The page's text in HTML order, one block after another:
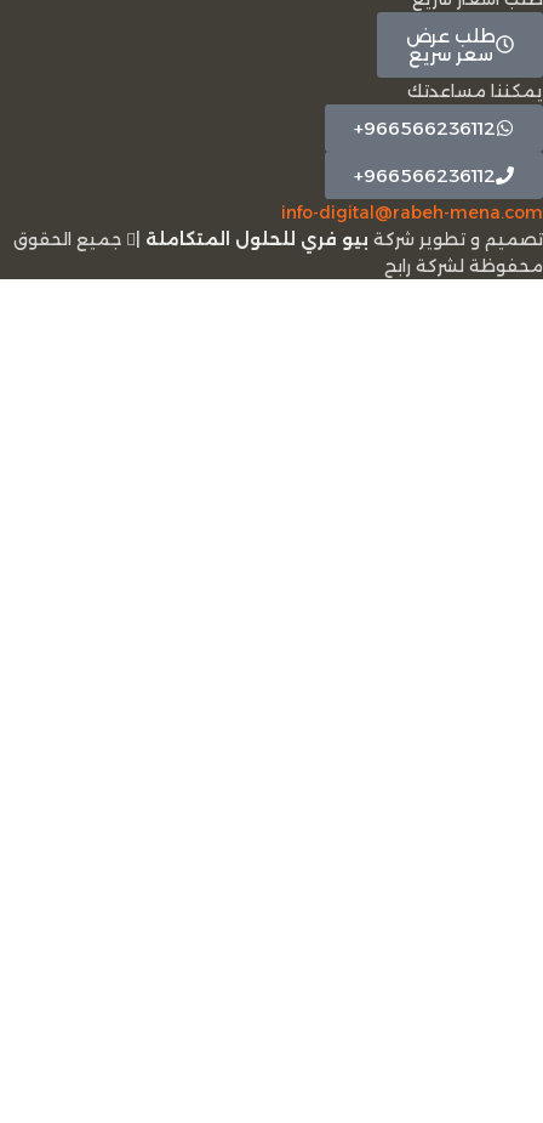
طلب عرض
سعر سريع
يمكننا مساعدتك
966566236112+
966566236112+
info-digital@rabeh-mena.com
تصميم و تطوير شركة بيو فري للحلول المتكاملة
ﺟﻤﻴﻊ اﻟﺤﻘﻮق
ﻣﺤﻔﻮﻇﺔ لشرﻛﺔ رابح